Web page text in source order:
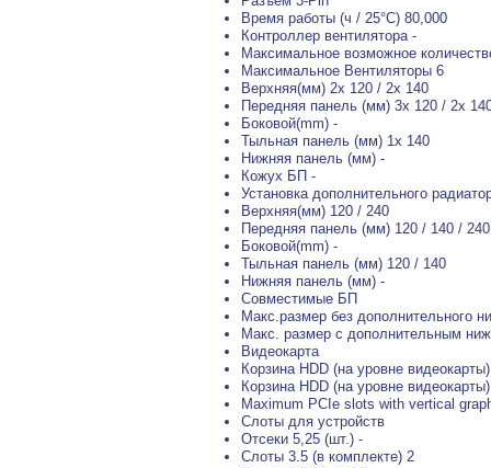
Время работы (ч / 25°C) 80,000
Контроллер вентилятора -
Максимальное возможное
Максимальное Вентиляторы 6
Верхняя(мм) 2x 120 / 2x 140
Передняя панель (мм) 3x 120 / 2x
Боковой(mm) -
Тыльная панель (мм) 1x 140
Нижняя панель (мм) -
Кожух БП -
Установка дополнительного
Верхняя(мм) 120 / 240
Передняя панель (мм) 120 / 140 /
Боковой(mm) -
Тыльная панель (мм) 120 / 140
Нижняя панель (мм) -
Совместимые БП
Макс.размер без дополнительного
Макс. размер с дополнительным
Видеокарта
Корзина HDD (на уровне
Корзина HDD (на уровне
Maximum PCIe slots with vertical
Слоты для устройств
Отсеки 5,25 (шт.) -
Слоты 3.5 (в комплекте) 2